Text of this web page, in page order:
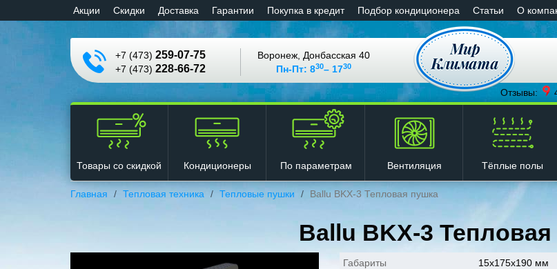
Aкции Cкидки Доставка Гарантии Покупка в кредит Подбор кондиционера Статьи О
+7 (473) 259-07-75
+7 (473) 228-66-72
Воронеж, Донбасская 40
Пн-Пт: 830– 1730
Отзывы:
Товары со скидкой Кондиционеры По параметрам Вентиляция Тёплые полы
Главная Тепловая техника Тепловые пушки Ballu BKX-3 Тепловая пушка
Ballu BKX-3
Габариты
15x175x190 мм